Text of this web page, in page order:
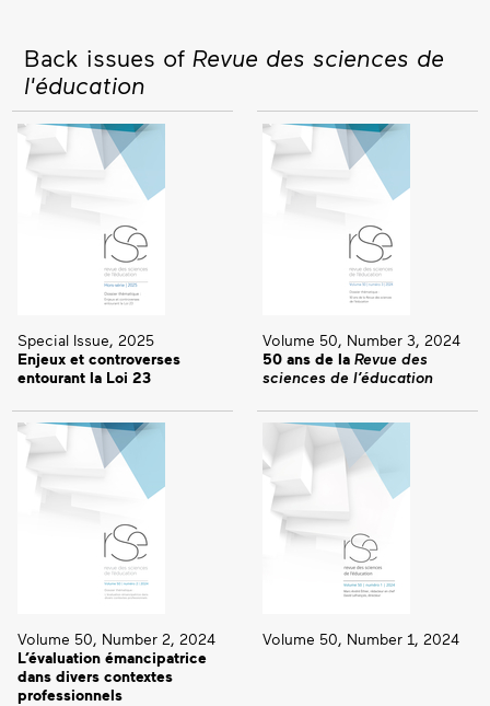
Back issues of Revue des sciences de
l'éducation
Special Issue, 2025
Enjeux et controverses
entourant la Loi 23
Volume 50, Number 3, 2024
50 ans de la Revue des
sciences de l’éducation
Volume 50, Number 2, 2024
L’évaluation émancipatrice
dans divers contextes
professionnels
Volume 50, Number 1, 2024